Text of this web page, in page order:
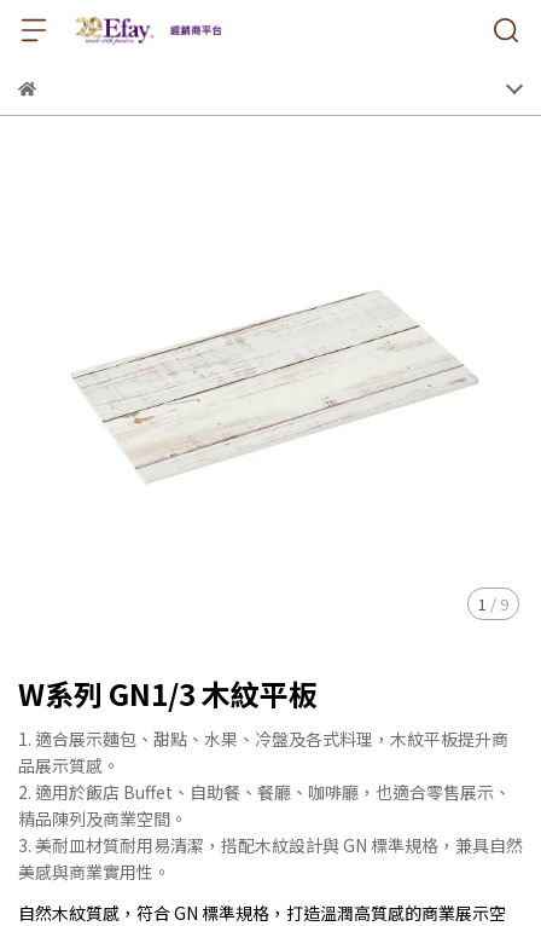
1 / 9
W系列 GN1/3 木紋平板
1. 適合展示麵包、甜點、水果、冷盤及各式料理，木紋平板提升商
品展示質感。
2. 適用於飯店 Buffet、自助餐、餐廳、咖啡廳，也適合零售展示、
精品陳列及商業空間。
3. 美耐皿材質耐用易清潔，搭配木紋設計與 GN 標準規格，兼具自然
美感與商業實用性。
自然木紋質感，符合 GN 標準規格，打造溫潤高質感的商業展示空